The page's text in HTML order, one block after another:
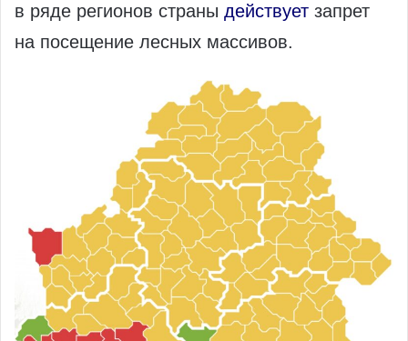
в ряде регионов страны действует запрет
на посещение лесных массивов.